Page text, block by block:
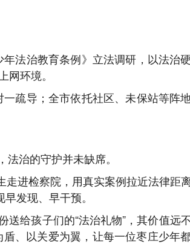
法治教育条例》立法调研，以法治
环境。
疏导；全市依托社区、未保站等阵
治的守护并未缺席。
走进检察院，用真实案例拉近法律距
发现、早干预。
送给孩子们的“法治礼物”，其价值远
、以关爱为翼，让每一位枣庄少年